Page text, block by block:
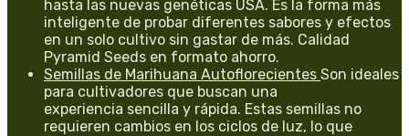
hasta las nuevas genéticas USA. Es la forma más
inteligente de probar diferentes sabores y efectos
en un solo cultivo sin gastar de más. Calidad
Pyramid Seeds en formato ahorro.
Semillas de Marihuana Autoflorecientes Son ideales
para cultivadores que buscan una
experiencia sencilla y rápida. Estas semillas no
requieren cambios en los ciclos de luz, lo que